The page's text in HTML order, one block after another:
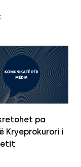
pa
Kryeprokurori i